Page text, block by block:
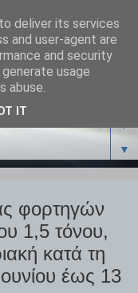
▼
▼
φορτηγών
1,5 τόνου,
κατά τη
έως 13
deliver its services
and user-agent are
and security
usage
abuse.
IT